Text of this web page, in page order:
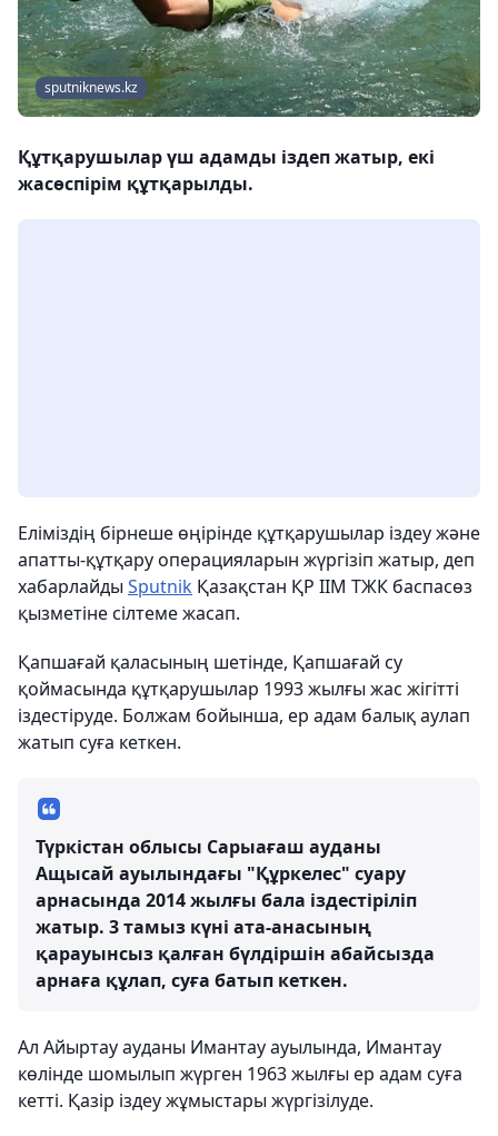
sputniknews.kz
Құтқарушылар үш адамды іздеп жатыр, екі
жасөспірім құтқарылды.
Еліміздің бірнеше өңірінде құтқарушылар іздеу және
апатты-құтқару операцияларын жүргізіп жатыр, деп
хабарлайды Sputnik Қазақстан ҚР ІІМ ТЖК баспасөз
қызметіне сілтеме жасап.
Қапшағай қаласының шетінде, Қапшағай су
қоймасында құтқарушылар 1993 жылғы жас жігітті
іздестіруде. Болжам бойынша, ер адам балық аулап
жатып суға кеткен.
Түркістан облысы Сарыағаш ауданы
Ащысай ауылындағы "Құркелес" суару
арнасында 2014 жылғы бала іздестіріліп
жатыр. 3 тамыз күні ата-анасының
қарауынсыз қалған бүлдіршін абайсызда
арнаға құлап, суға батып кеткен.
Ал Айыртау ауданы Имантау ауылында, Имантау
көлінде шомылып жүрген 1963 жылғы ер адам суға
кетті. Қазір іздеу жұмыстары жүргізілуде.